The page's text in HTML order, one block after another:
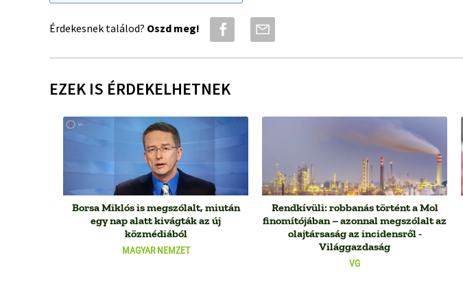
Érdekesnek találod? Oszd meg!
EZEK IS ÉRDEKELHETNEK
MAGYAR NEMZET
Borsa Miklós is megszólalt, miután
egy nap alatt kivágták az új
közmédiából
VG
Rendkívüli: robbanás történt a Mol
finomítójában – azonnal megszólalt az
olajtársaság az incidensről -
Világgazdaság